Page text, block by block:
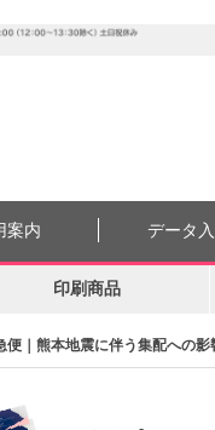
便｜熊本地震に伴う集配への
案内 データ
印刷商品